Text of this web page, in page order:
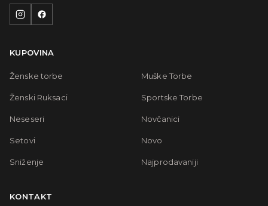
KUPOVINA
Ženske torbe Muške Torbe
Ženski Ruksaci Sportske Torbe
Neseseri Novčanici
Setovi Novo
Sniženje Najprodavaniji
KONTAKT